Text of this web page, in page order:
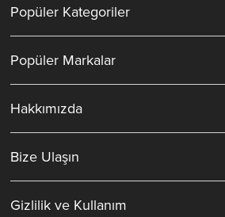
Popüler Kategoriler
Popüler Markalar
Hakkımızda
Bize Ulaşın
Gizlilik ve Kullanım